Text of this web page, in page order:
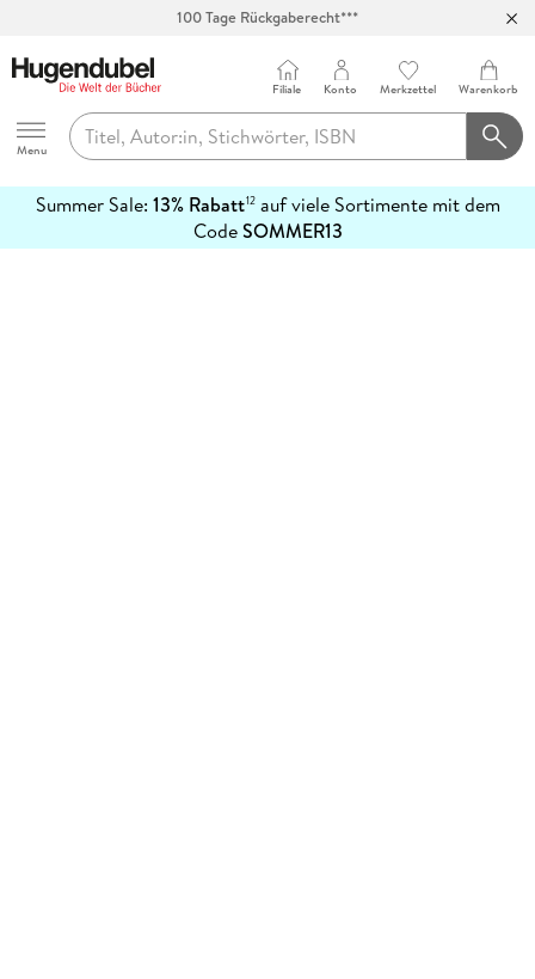
100 Tage Rückgaberecht***
Hugendubel
Menu
Filiale Konto Merkzettel Warenkorb
Summer Sale: 13% Rabatt12auf viele Sortimente mit dem
CodeSOMMER13
erfahren